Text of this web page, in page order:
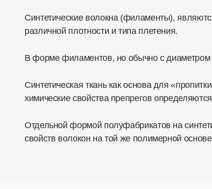
Синтетические волокна (филаменты),
различной плотности и типа плетения.
В форме филаментов, но обычно с
Синтетическая ткань как основа для
химические свойства препрегов
Отдельной формой полуфабрикатов на
свойств волокон на той же полимерной